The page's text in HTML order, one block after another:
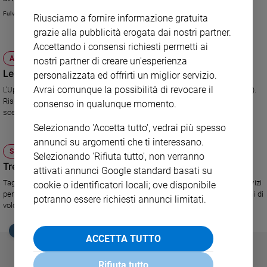
Sanremo
Cinema,
Tv
e
streaming
Libri
Musica
Famiglia
ed
educazione
Genitori
e
Fulvio Scaglione
ATTUALITÀ
Le Province accettano la dieta
L’Upi propone l’accorpamento delle più piccole (sotto i 500 mila abitanti?).
Risultato? 40 enti in meno e risparmi per 3-4 miliardi. E i Comuni
scenderebbero da 8mila a 2mila
SOCIETÀ E VALORI
Tremonti contro i volontari
Tagliati i fondi del 5 per mille. La denuncia di Granelli capo dei Centri servizi
per il volontariato: solo 100 milioni è uno scandalo. Presi in giro 14 milioni di
volontari.
EDICOLA SAN PAOLO
Riusciamo a fornire informazione gratuita
grazie alla pubblicità erogata dai nostri partner.
Accettando i consensi richiesti permetti ai
nostri partner di creare un'esperienza
personalizzata ed offrirti un miglior servizio.
Avrai comunque la possibilità di revocare il
consenso in qualunque momento.
Selezionando 'Accetta tutto', vedrai più spesso
annunci su argomenti che ti interessano.
Selezionando 'Rifiuta tutto', non verranno
attivati annunci Google standard basati su
cookie o identificatori locali; ove disponibile
potranno essere richiesti annunci limitati.
ACCETTA TUTTO